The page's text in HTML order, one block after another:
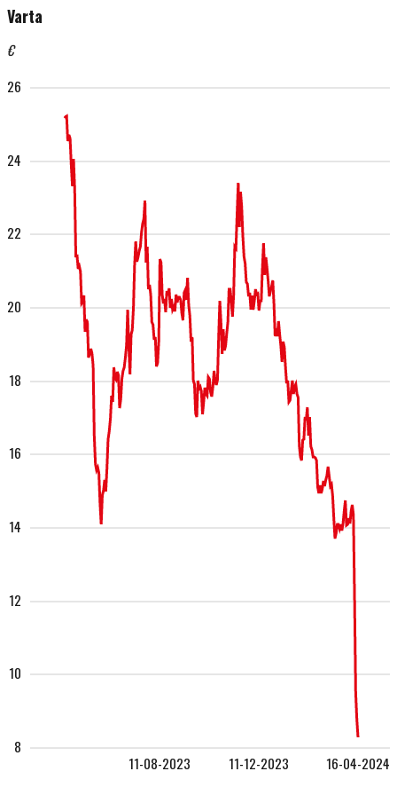
Varta
€
16-04-2024
11-12-2023
11-08-2023
8
10
12
14
16
18
20
22
24
26